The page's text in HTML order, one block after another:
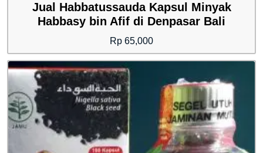
Jual Habbatussauda Kapsul Minyak
Habbasy bin Afif di Denpasar Bali
Rp 65,000